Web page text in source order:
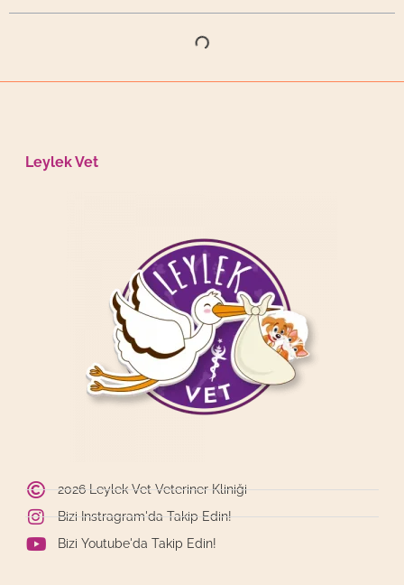
Leylek Vet
2026 Leylek Vet Veteriner Kliniği
Bizi Instragram'da Takip Edin!
Bizi Youtube'da Takip Edin!